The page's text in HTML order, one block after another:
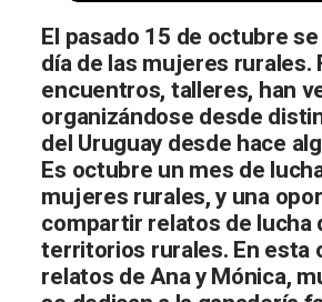
El pasado 15 de octubre
día de las mujeres rurales.
encuentros, talleres, han
organizándose desde
del Uruguay desde hace
Es octubre un mes de
mujeres rurales, y una
compartir relatos de lucha
territorios rurales. En esta
relatos de Ana y Mónica,